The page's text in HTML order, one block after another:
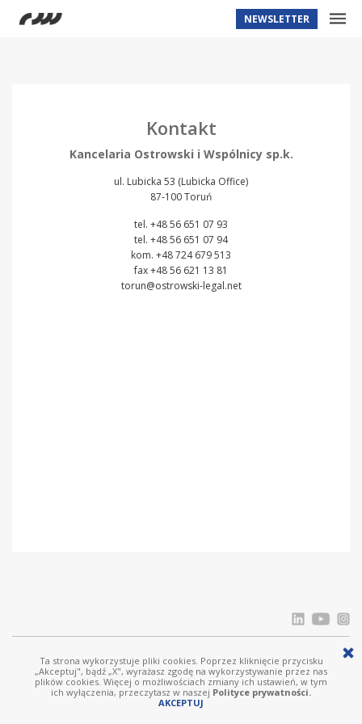
NEWSLETTER
Kontakt
Kancelaria Ostrowski i Wspólnicy sp.k.
ul. Lubicka 53 (Lubicka Office)
87-100 Toruń
tel. +48 56 651 07 93
tel. +48 56 651 07 94
kom. +48 724 679 513
fax +48 56 621 13 81
torun@ostrowski-legal.net
© Ostrowski i Wspólnicy | www.ostrowski.legal| Wszystkie prawa zastrzeżone
Licznik odwiedziń: 303577
Ta strona wykorzystuje pliki cookies. Poprzez kliknięcie przycisku
„Akceptuj", bądź „X", wyrażasz zgodę na wykorzystywanie przez nas
plików cookies. Więcej o możliwościach zmiany ich ustawień, w tym
ich wyłączenia, przeczytasz w naszej Polityce prywatności.
AKCEPTUJ